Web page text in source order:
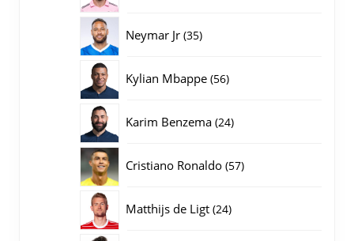
Neymar Jr 3535
Kylian Mbappe 5656
Karim Benzema 2424
Cristiano Ronaldo 5757
Matthijs de Ligt 2424